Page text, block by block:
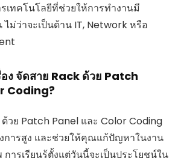
เทคโนโลยีที่ช่วยให้การทำงานมี
ม่ว่าจะเป็นด้าน IT, Network หรือ
อง จัดสาย Rack ด้วย Patch
Coding?
ด้วย Patch Panel และ Color Coding
การสูง และช่วยให้คุณแก้ปัญหาในงาน
การเรียนรู้ตั้งแต่วันนี้จะเป็นประโยชน์ใน